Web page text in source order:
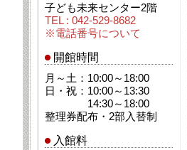
子ども未来センター2階
TEL : 042-529-8682
※電話番号について
開館時間
月～土：10:00～18:00
日・祝：10:00～13:30
14:30～18:00
整理券配布・2部入替制
入館料